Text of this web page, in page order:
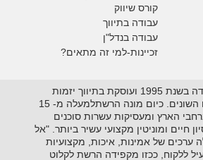
קורס שיווק
עבודה בתיווך
עבודה בנדל"ן
זכיינות-למי זה מתאים?
רשת "אל-הנכס" נוסדה בשנת 1995 ועוסקת בתיווך יזמות
ושיווק נדל"ן על סוגיו השונים. כיום מונה הרשתלמעלה מ- 15
הארץ ומעסיקות עשרות סוכנים
חיים ומוניטין מקצועי עשיר ביותר. "אל
ערכים של אמינות, איכות, מקצועיות
ללקוח, ככזו מקפידה הרשת לקלוט